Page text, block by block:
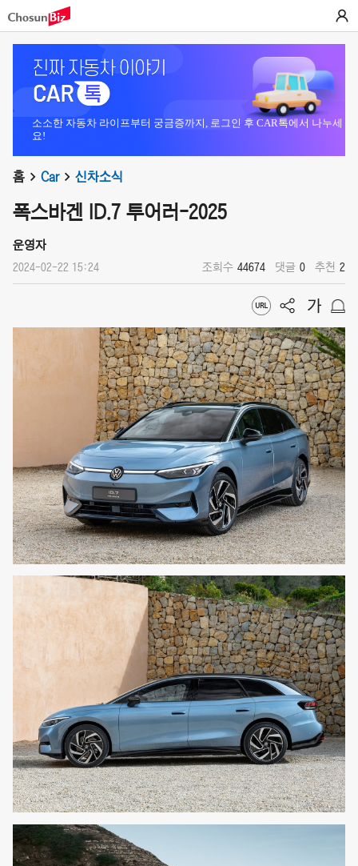
소소한 자동차 라이프부터 궁금증까지, 로그인 후 CAR톡에서 나누세
요!
홈 Car 신차소식
폭스바겐 ID.7 투어러-2025
운영자
2024-02-22 15:24 조회수 44674 댓글 0 추천 2